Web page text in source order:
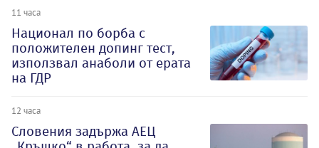
11 часа
Национал по борба с
положителен допинг тест,
използвал анаболи от ерата
на ГДР
12 часа
Словения задържа АЕЦ